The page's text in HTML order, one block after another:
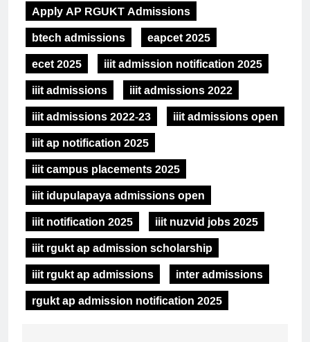
Apply AP RGUKT Admissions
btech admissions
eapcet 2025
ecet 2025
iiit admission notification 2025
iiit admissions
iiit admissions 2022
iiit admissions 2022-23
iiit admissions open
iiit ap notification 2025
iiit campus placements 2025
iiit idupulapaya admissions open
iiit notification 2025
iiit nuzvid jobs 2025
iiit rgukt ap admission scholarship
iiit rgukt ap admissions
inter admissions
rgukt ap admission notification 2025